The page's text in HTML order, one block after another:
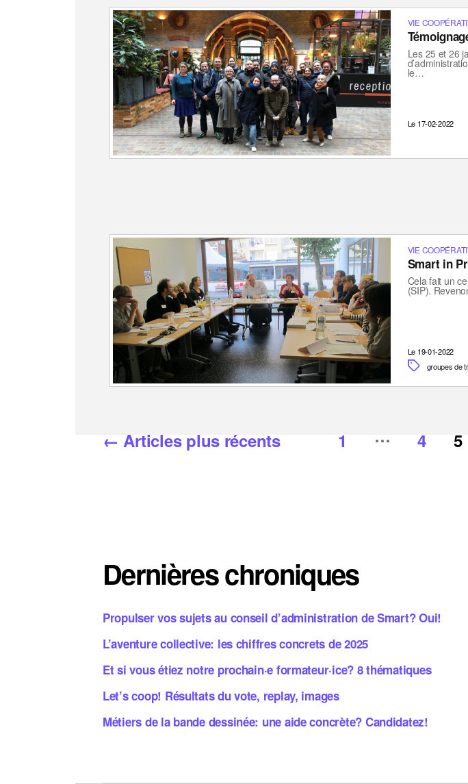
VIE
Les 25 et 26
le…
Le 17-02-2022
VIE
Smart in
Cela fait un
(SIP).
Le 19-01-2022
groupes de
Pagination
← Articlesplus récents 1 … 4 5
Dernières chroniques
Propulser vos sujets au conseil d’administration de Smart? Oui!
L’aventure collective: les chiffres concrets de 2025
Et si vous étiez notre prochain·e formateur·ice? 8 thématiques
Let’s coop! Résultats du vote, replay, images
Métiers de la bande dessinée: une aide concrète? Candidatez!